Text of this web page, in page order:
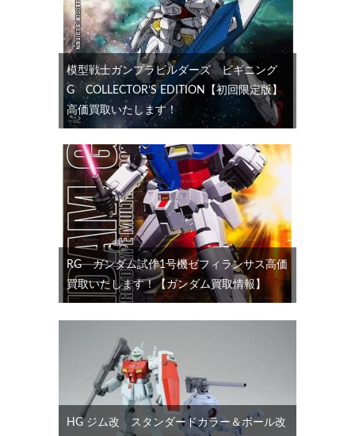
模型戦士ガンプラビルダーズ ビギニング
G COLLECTOR’S EDITION【初回限定版】
高価買取いたします！
RG ガンダム試作1号機ゼフィランサス高価
買取いたします！【ガンダム買取情報】
HG ジム改 スタンダードカラー＆ボール改